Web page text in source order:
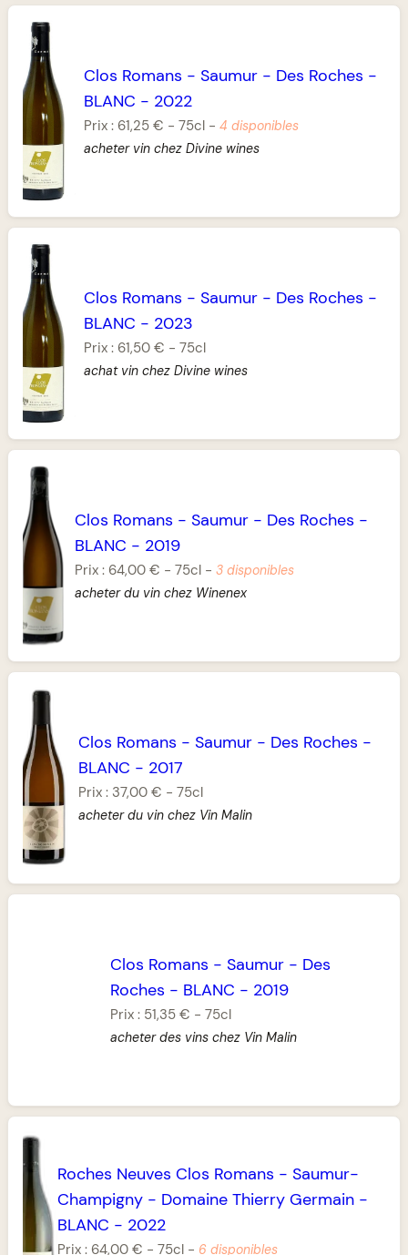
Clos Romans -Saumur - Des Roches -
BLANC - 2022
Prix : 61,25 € -75cl -4 disponibles
acheter vin chez Divine wines
Clos Romans -Saumur - Des Roches -
BLANC - 2023
Prix : 61,50 € -75cl
achat vin chez Divine wines
Clos Romans -Saumur - Des Roches -
BLANC - 2019
Prix : 64,00 € -75cl -3 disponibles
acheter du vin chez Winenex
Clos Romans - Saumur- Des Roches -
BLANC - 2017
Prix : 37,00 € - 75cl
acheter du vin chez Vin Malin
Clos Romans - Saumur- Des
Roches - BLANC - 2019
Prix : 51,35 € - 75cl
acheter des vins chez Vin Malin
Roches Neuves Clos Romans - Saumur-
Champigny- Domaine Thierry Germain-
BLANC - 2022
Prix : 64,00 € - 75cl- 6 disponibles